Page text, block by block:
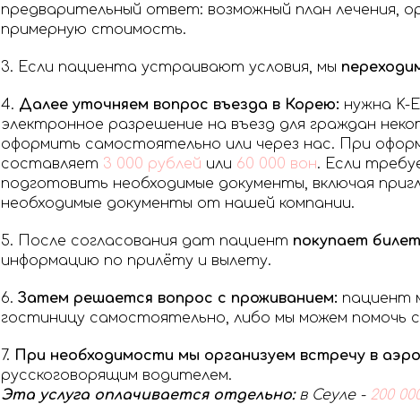
предварительный ответ: возможный план лечения,
примерную стоимость.
3. Если пациента устраивают условия, мы
4. Далее уточняем вопрос въезда в Корею: нужна K-
электронное разрешение на въезд для граждан
оформить самостоятельно или через нас. При
составляет 3 000 рублей или 60 000 вон. Если
подготовить необходимые документы, включая
необходимые документы от нашей компании.
5. После согласования дат пациент покупает
информацию по прилёту и вылету.
6. Затем решается вопрос с проживанием: пациент
гостиницу самостоятельно, либо мы можем помочь
7. При необходимости мы организуем встречу в
русскоговорящим водителем.
Эта услуга оплачивается отдельно: в Сеуле - 200